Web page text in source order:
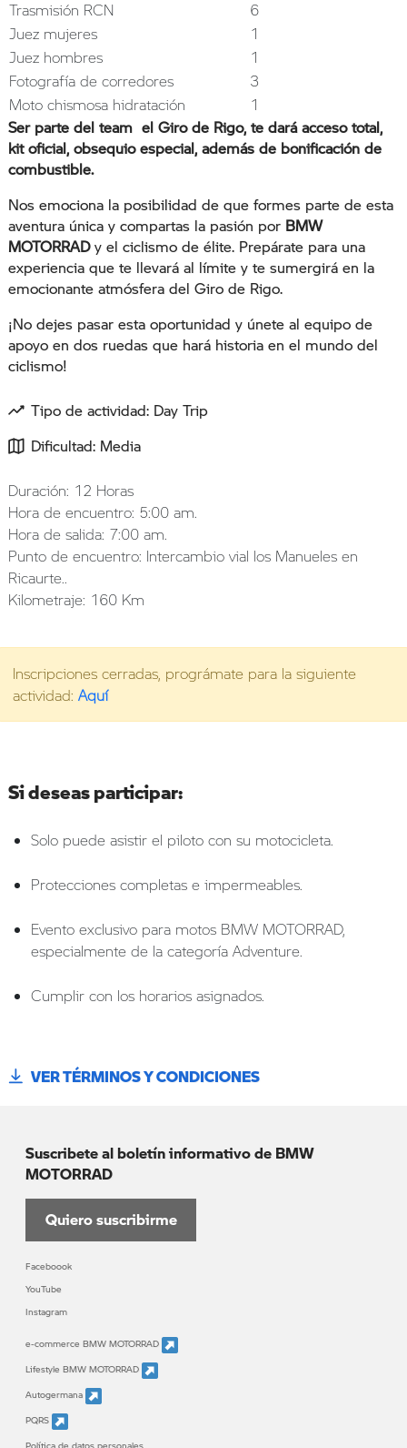
Trasmisión RCN
6
Juez mujeres
1
Juez hombres
1
Fotografía de corredores
3
Moto chismosa hidratación
1
Ser parte del team el Giro de Rigo, te dará acceso total,
kit oficial, obsequio especial, además de bonificación de
combustible.
Nos emociona la posibilidad de que formes parte de esta
aventura única y compartas la pasión por BMW
MOTORRADy el ciclismo de élite. Prepárate para una
experiencia que te llevará al límite y te sumergirá en la
emocionante atmósfera del Giro de Rigo.
¡No dejes pasar esta oportunidad y únete al equipo de
apoyo en dos ruedas que hará historia en el mundo del
ciclismo!
Tipo de actividad: Day Trip
Dificultad: Media
Duración: 12 Horas
Hora de encuentro: 5:00 am.
Hora de salida: 7:00 am.
Punto de encuentro: Intercambio vial los Manueles en
Ricaurte..
Kilometraje: 160 Km
Inscripciones cerradas, prográmate para la siguiente
actividad: Aquí
Si deseas participar:
Solo puede asistir el piloto con su motocicleta.
Protecciones completas e impermeables.
Evento exclusivo para motos BMW MOTORRAD,
especialmente de la categoría Adventure.
Cumplir con los horarios asignados.
VER TÉRMINOS Y CONDICIONES
Suscribete al boletín informativo de BMW
MOTORRAD
Quiero suscribirme
Faceboook
YouTube
Instagram
e-commerce BMW MOTORRAD
Lifestyle BMW MOTORRAD
Autogermana
PQRS
Política de datos personales